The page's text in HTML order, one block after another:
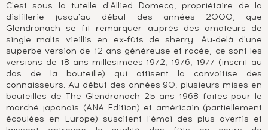
C'est sous la tutelle d'Allied Domecq, propriétaire de la
distillerie jusqu'au début des années 2000, que
Glendronach se fit remarquer auprès des amateurs de
single malts vieillis en ex-fûts de sherry. Au-delà d'une
superbe version de 12 ans généreuse et racée, ce sont les
versions de 18 ans millésimées 1972, 1976, 1977 (inscrit au
dos de la bouteille) qui attisent la convoitise des
connaisseurs. Au début des années 90, plusieurs mises en
bouteilles de The Glendronach 25 ans 1968 faites pour le
marché japonais (ANA Edition) et américain (partiellement
écoulées en Europe) suscitent l'émoi des plus avertis et